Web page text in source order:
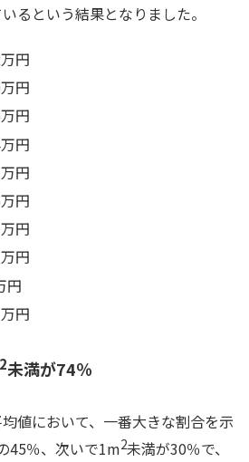
るという結果となりました。
円
円
円
円
円
円
円
円
円
円
2未満が74％
値において、一番大きな割合を示
45％、次いで1m2未満が30％で、